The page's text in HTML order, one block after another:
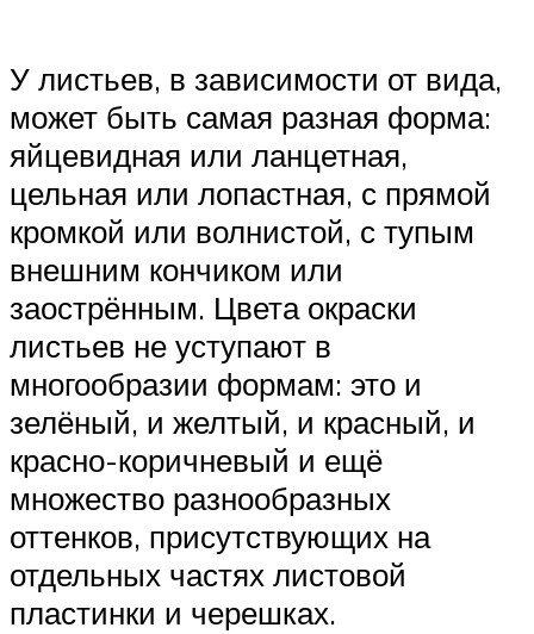
У листьев, в зависимости от вида,
может быть самая разная форма:
яйцевидная или ланцетная,
цельная или лопастная, с прямой
кромкой или волнистой, с тупым
внешним кончиком или
заострённым. Цвета окраски
листьев не уступают в
многообразии формам: это и
зелёный, и желтый, и красный, и
красно-коричневый и ещё
множество разнообразных
оттенков, присутствующих на
отдельных частях листовой
пластинки и черешках.